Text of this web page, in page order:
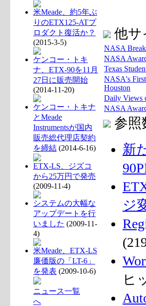
米Meade、約5年ぶ
りのETX125-ATプ
ロダクト復活か？
(2015-3-5)
ケンコー・トキ
ナ、ETX-90を11月
27日に販売開始
(2014-11-20)
ケンコー・トキナ
とMeade
Instrumentsが国内
販売総代理店契約
を締結 (2014-6-16)
ETX-LS、ジズコ
から25万円で発売
(2009-11-4)
システムの大幅な
アップデートを行
いました (2009-11-
4)
米Meade、ETX-LS
廉価版の「LT-6」
を発表 (2009-10-6)
ニュース一覧
へ
他サ
NASA
NASA
Texas
NASA's
Houston
Daily Views
NASA
参照
新
ジ
ヒ